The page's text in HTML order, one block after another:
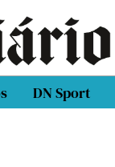
DN Sport